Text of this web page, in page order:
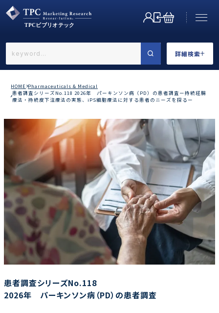
詳細検索
←戻る
業界で選ぶ
カテゴリで選ぶ
調査の種類で選ぶ
HOME Pharmaceuticals & Medical
患者調査シリーズNo.118 2026年 パーキンソン病（PD）の患者調査ー持続経腸
療法・持続皮下注療法の実態、iPS細胞療法に対する患者のニーズを探るー
患者調査シリーズNo.118
2026年 パーキンソン病（PD）の患者調査